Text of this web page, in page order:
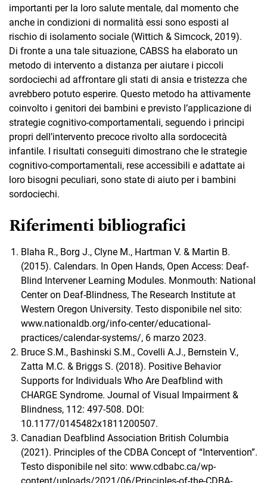
importanti per la loro salute mentale, dal momento che
anche in condizioni di normalità essi sono esposti al
rischio di isolamento sociale (Wittich & Simcock, 2019).
Di fronte a una tale situazione, CABSS ha elaborato un
metodo di intervento a distanza per aiutare i piccoli
sordociechi ad affrontare gli stati di ansia e tristezza che
avrebbero potuto esperire. Questo metodo ha attivamente
coinvolto i genitori dei bambini e previsto l’applicazione di
strategie cognitivo-comportamentali, seguendo i principi
propri dell’intervento precoce rivolto alla sordocecità
infantile. I risultati conseguiti dimostrano che le strategie
cognitivo-comportamentali, rese accessibili e adattate ai
loro bisogni peculiari, sono state di aiuto per i bambini
sordociechi.
Riferimenti bibliografici
Blaha R., Borg J., Clyne M., Hartman V. & Martin B.
(2015). Calendars. In Open Hands, Open Access: Deaf-
Blind Intervener Learning Modules. Monmouth: National
Center on Deaf-Blindness, The Research Institute at
Western Oregon University. Testo disponibile nel sito:
www.nationaldb.org/info-center/educational-
practices/calendar-systems/, 6 marzo 2023.
Bruce S.M., Bashinski S.M., Covelli A.J., Bernstein V.,
Zatta M.C. & Briggs S. (2018). Positive Behavior
Supports for Individuals Who Are Deafblind with
CHARGE Syndrome. Journal of Visual Impairment &
Blindness, 112: 497-508. DOI:
10.1177/0145482x1811200507.
Canadian Deafblind Association British Columbia
(2021). Principles of the CDBA Concept of “Intervention”.
Testo disponibile nel sito: www.cdbabc.ca/wp-